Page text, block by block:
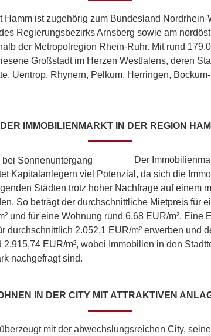
Hamm ist zugehörig zum Bundesland Nordrhein-
Regierungsbezirks Arnsberg sowie am
der Metropolregion Rhein-Ruhr. Mit rund
Großstadt im Herzen Westfalens, deren
Uentrop, Rhynern, Pelkum, Herringen,
DER IMMOBILIENMARKT IN DER REGION
Der
Kapitalanlegern viel Potenzial, da sich die
Städten trotz hoher Nachfrage auf einem
So beträgt der durchschnittliche Mietpreis für
und für eine Wohnung rund 6,68 EUR/m². Eine
durchschnittlich 2.052,1 EUR/m² erwerben und
2.915,74 EUR/m², wobei Immobilien in den
nachgefragt sind.
IN DER CITY MIT ATTRAKTIVEN
mit der abwechslungsreichen City,